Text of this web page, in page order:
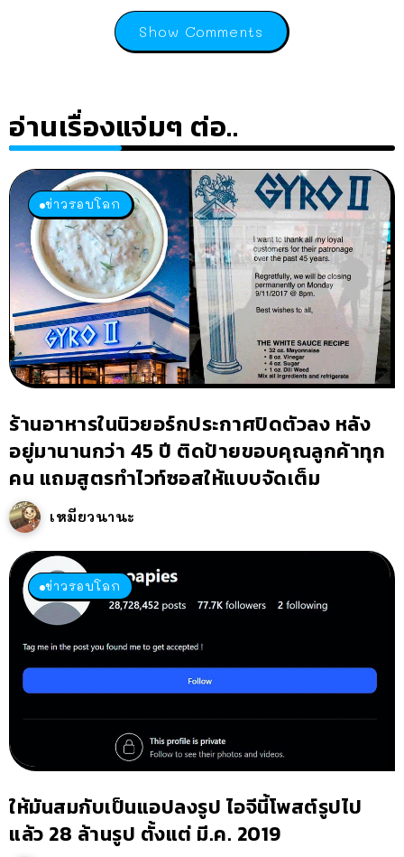
Show Comments
อ่านเรื่องแจ่มๆ ต่อ..
ข่าวรอบโลก
ร้านอาหารในนิวยอร์กประกาศปิดตัวลง หลัง
อยู่มานานกว่า 45 ปี ติดป้ายขอบคุณลูกค้าทุก
คน แถมสูตรทำไวท์ซอสให้แบบจัดเต็ม
เหมียวนานะ
ข่าวรอบโลก
ให้มันสมกับเป็นแอปลงรูป ไอจีนี้โพสต์รูปไป
แล้ว 28 ล้านรูป ตั้งแต่ มี.ค. 2019